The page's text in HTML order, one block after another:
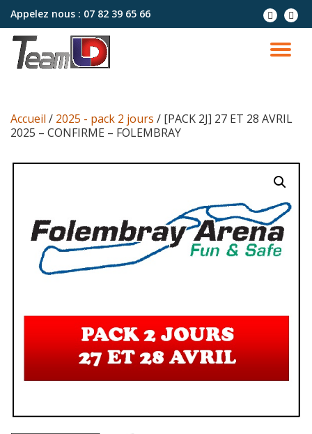
Aller
contenu
Appelez nous : 07 82 39 65 66
Accueil / 2025 - pack 2 jours / [PACK 2J] 27 ET 28 AVRIL
2025 – CONFIRME – FOLEMBRAY